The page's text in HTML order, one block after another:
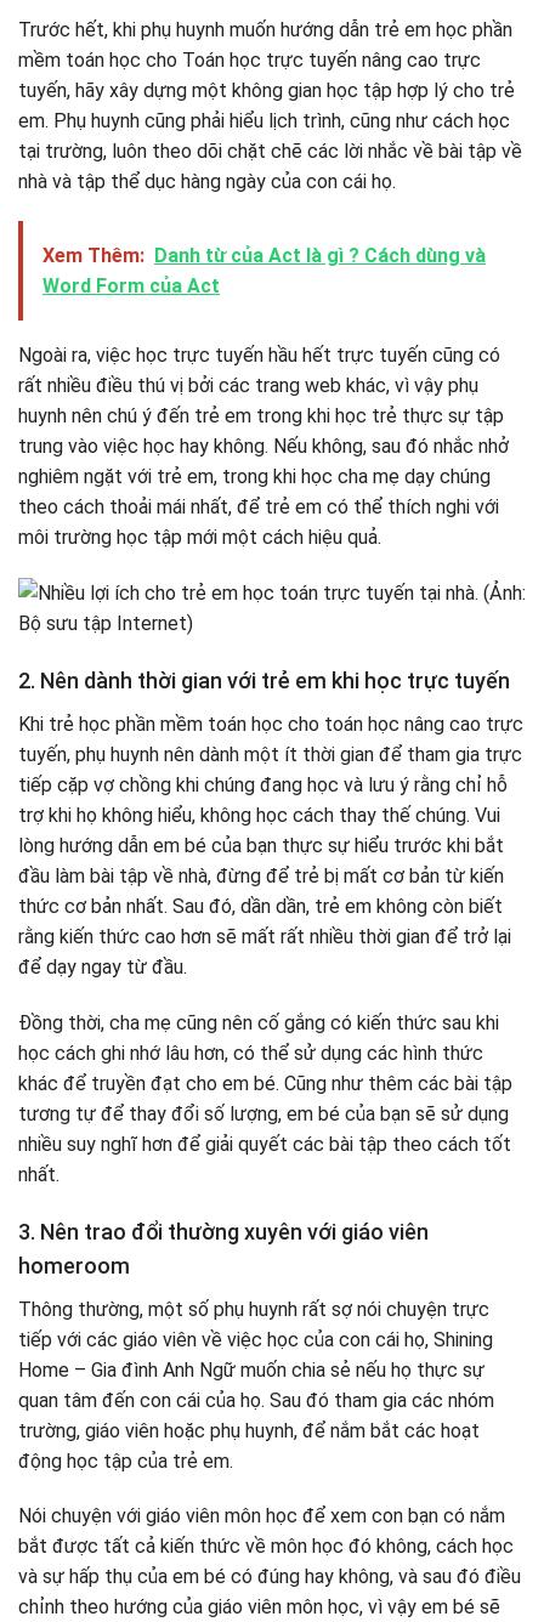
Trước hết, khi phụ huynh muốn hướng dẫn trẻ em học phần
mềm toán học cho Toán học trực tuyến nâng cao trực
tuyến, hãy xây dựng một không gian học tập hợp lý cho trẻ
em. Phụ huynh cũng phải hiểu lịch trình, cũng như cách học
tại trường, luôn theo dõi chặt chẽ các lời nhắc về bài tập về
nhà và tập thể dục hàng ngày của con cái họ.
Xem Thêm: Danh từ của Act là gì ? Cách dùng và
Word Form của Act
Ngoài ra, việc học trực tuyến hầu hết trực tuyến cũng có
rất nhiều điều thú vị bởi các trang web khác, vì vậy phụ
huynh nên chú ý đến trẻ em trong khi học trẻ thực sự tập
trung vào việc học hay không. Nếu không, sau đó nhắc nhở
nghiêm ngặt với trẻ em, trong khi học cha mẹ dạy chúng
theo cách thoải mái nhất, để trẻ em có thể thích nghi với
môi trường học tập mới một cách hiệu quả.
2. Nên dành thời gian với trẻ em khi học trực tuyến
Khi trẻ học phần mềm toán học cho toán học nâng cao trực
tuyến, phụ huynh nên dành một ít thời gian để tham gia trực
tiếp cặp vợ chồng khi chúng đang học và lưu ý rằng chỉ hỗ
trợ khi họ không hiểu, không học cách thay thế chúng. Vui
lòng hướng dẫn em bé của bạn thực sự hiểu trước khi bắt
đầu làm bài tập về nhà, đừng để trẻ bị mất cơ bản từ kiến ​​
thức cơ bản nhất. Sau đó, dần dần, trẻ em không còn biết
rằng kiến ​​thức cao hơn sẽ mất rất nhiều thời gian để trở lại
để dạy ngay từ đầu.
Đồng thời, cha mẹ cũng nên cố gắng có kiến ​​thức sau khi
học cách ghi nhớ lâu hơn, có thể sử dụng các hình thức
khác để truyền đạt cho em bé. Cũng như thêm các bài tập
tương tự để thay đổi số lượng, em bé của bạn sẽ sử dụng
nhiều suy nghĩ hơn để giải quyết các bài tập theo cách tốt
nhất.
3. Nên trao đổi thường xuyên với giáo viên
homeroom
Thông thường, một số phụ huynh rất sợ nói chuyện trực
tiếp với các giáo viên về việc học của con cái họ, Shining
Home – Gia đình Anh Ngữ muốn chia sẻ nếu họ thực sự
quan tâm đến con cái của họ. Sau đó tham gia các nhóm
trường, giáo viên hoặc phụ huynh, để nắm bắt các hoạt
động học tập của trẻ em.
Nói chuyện với giáo viên môn học để xem con bạn có nắm
bắt được tất cả kiến ​​thức về môn học đó không, cách học
và sự hấp thụ của em bé có đúng hay không, và sau đó điều
chỉnh theo hướng của giáo viên môn học, vì vậy em bé sẽ